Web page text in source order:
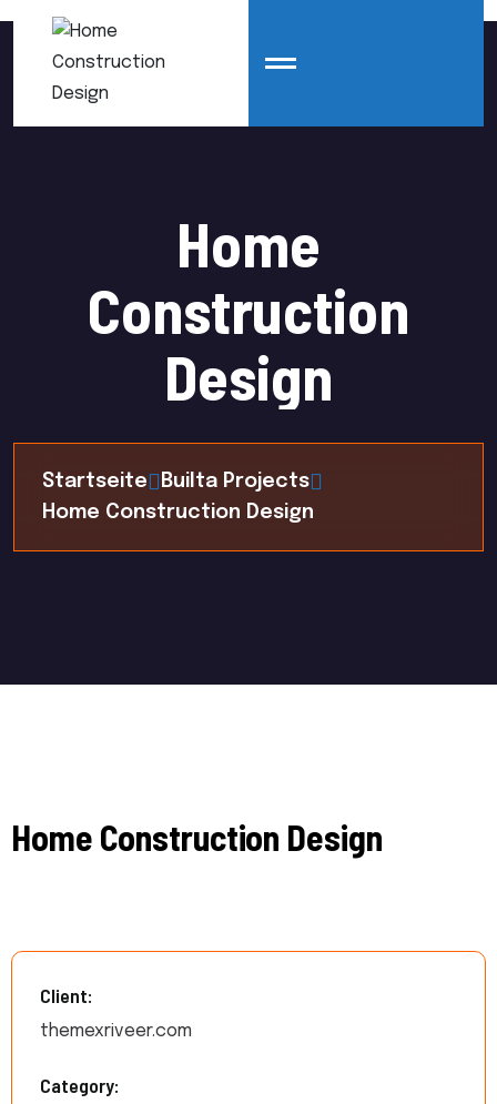
Home
Construction
Design
Startseite
Builta Projects
Home Construction Design
Home Construction Design
Client:
themexriveer.com
Category: